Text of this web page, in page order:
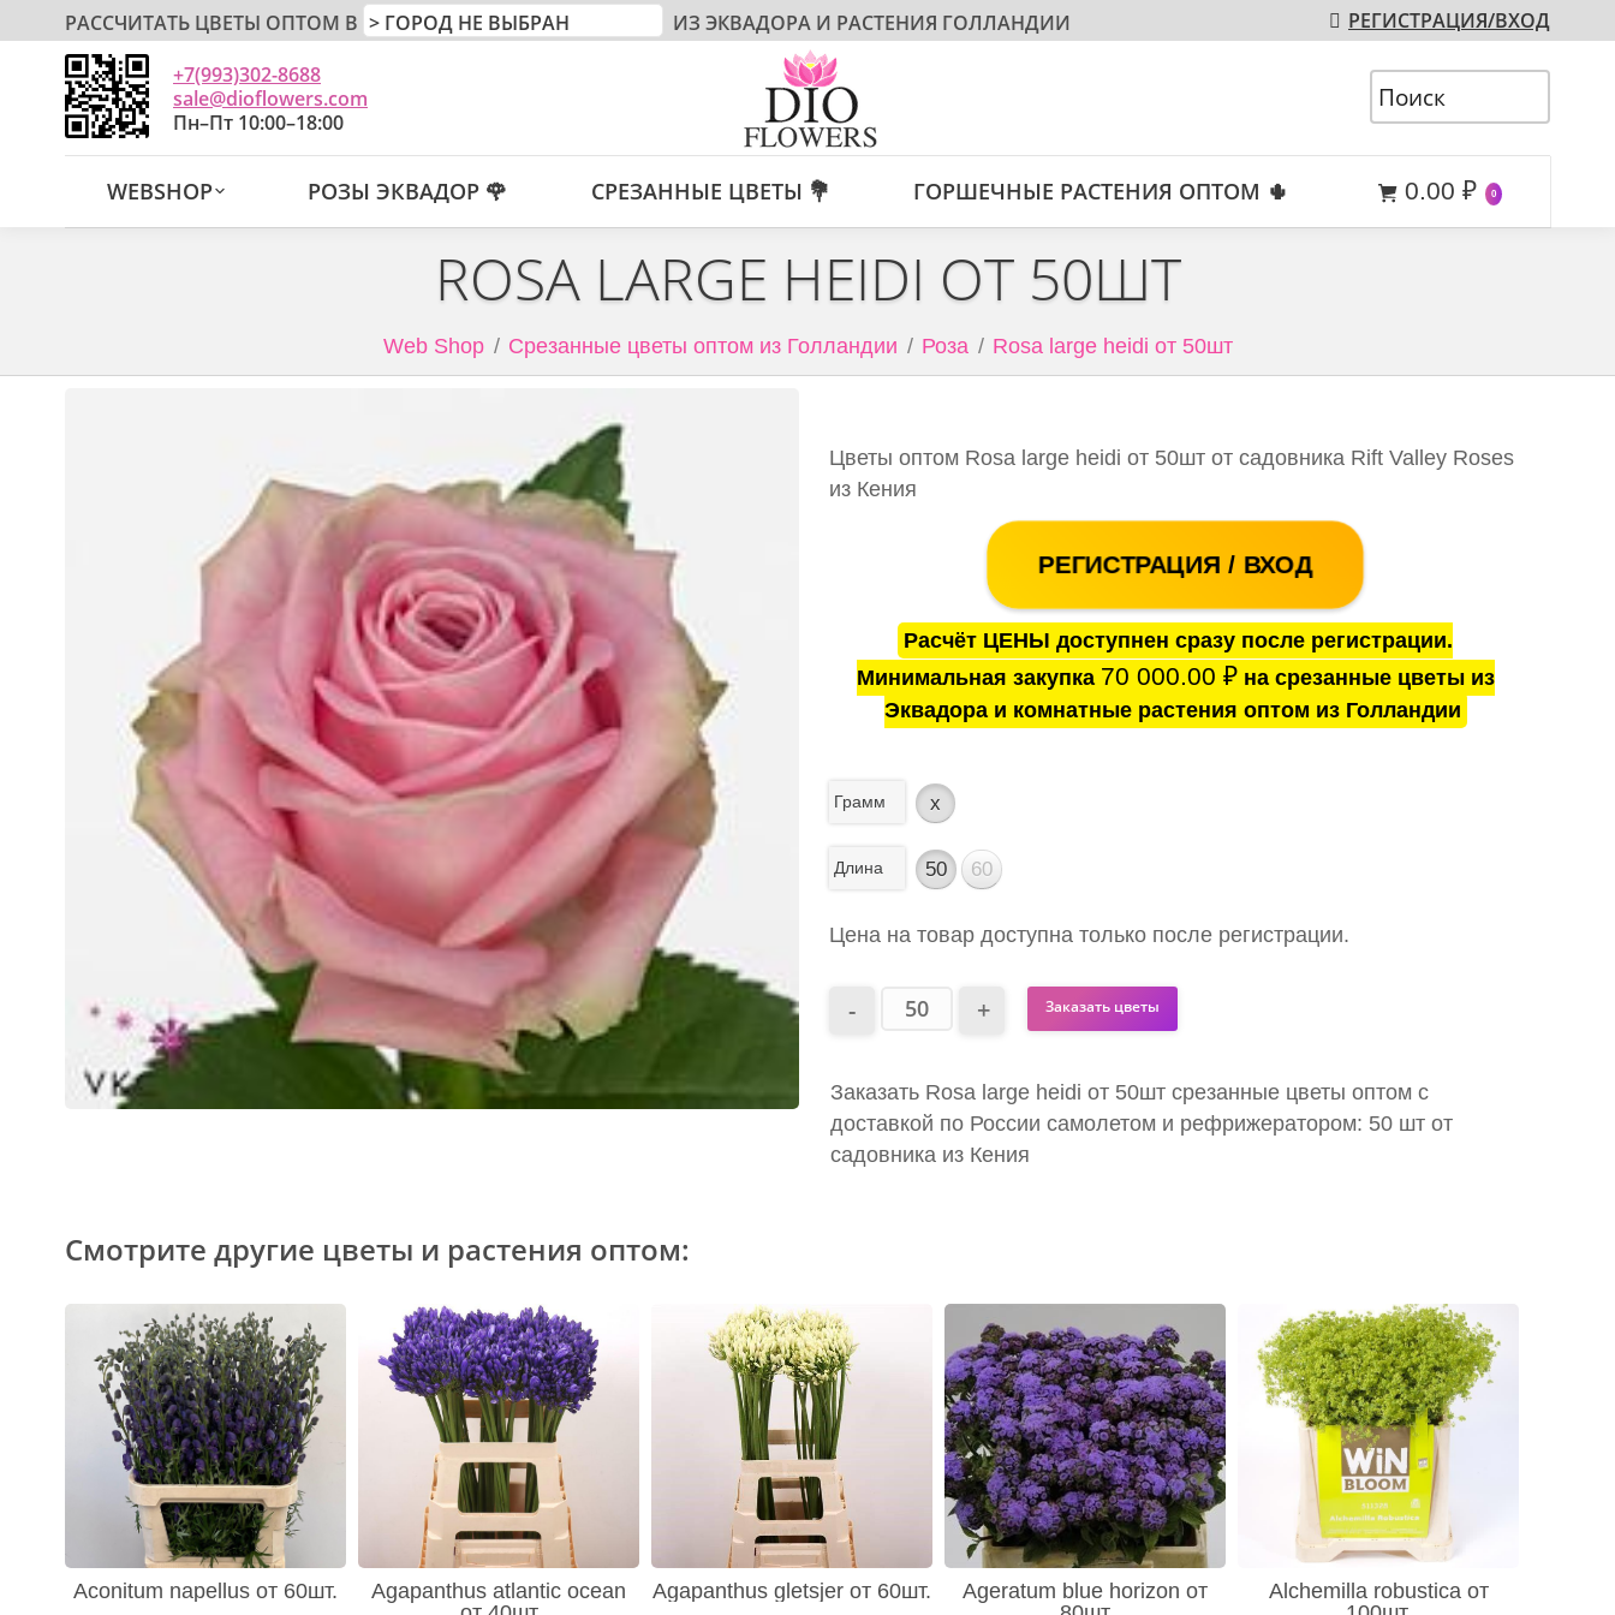
РАССЧИТАТЬ ЦВЕТЫ ОПТОМ В ИЗ ЭКВАДОРА И РАСТЕНИЯ ГОЛЛАНДИИ РЕГИСТРАЦИЯ/ВХОД
+7(993)302-8688
sale@dioflowers.com
Пн–Пт 10:00–18:00
WEBSHOP РОЗЫ ЭКВАДОР 🌹 СРЕЗАННЫЕ ЦВЕТЫ 💐 ГОРШЕЧНЫЕ РАСТЕНИЯ ОПТОМ 🌵 0.00 ₽ 0
ROSA LARGE HEIDI ОТ 50ШТ
Web Shop Срезанные цветы оптом из Голландии Роза Rosa large heidi от 50шт
Цветы оптом Rosa large heidi от 50шт от садовника Rift Valley Roses
из Кения
РЕГИСТРАЦИЯ / ВХОД
Расчёт ЦЕНЫ доступнен сразу после регистрации.
Минимальная закупка 70 000.00 ₽на срезанные цветы из
Эквадора и комнатные растения оптом из Голландии
Грамм x
Длина 50 60
Цена на товар доступна только после регистрации.
Заказать цветы
Заказать Rosa large heidi от 50шт срезанные цветы оптом с
доставкой по России самолетом и рефрижератором: 50 шт от
садовника из Кения
Смотрите другие цветы и растения оптом:
Aconitum napellus от 60шт.
Agapanthus atlantic ocean
Agapanthus gletsjer от 60шт.
Ageratum blue horizon от
Alchemilla robustica от